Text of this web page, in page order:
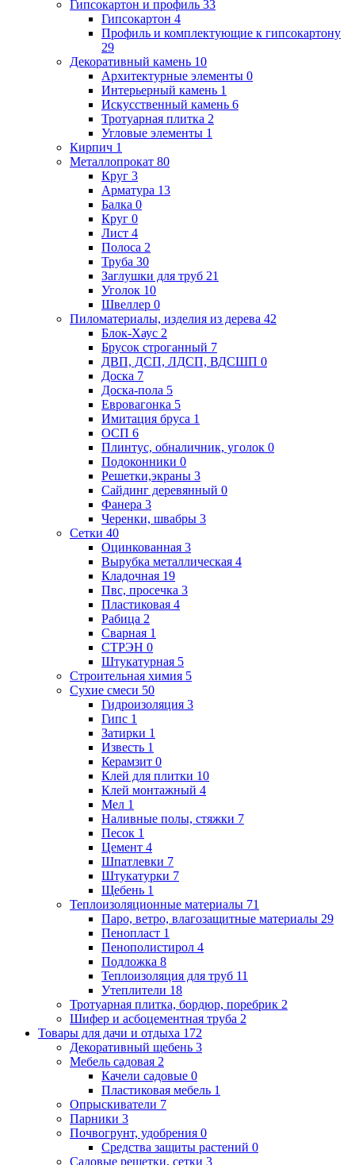
Гипсокартон и профиль 33
Гипсокартон 4
Профиль и комплектующие к гипсокартону
29
Декоративный камень 10
Архитектурные элементы 0
Интерьерный камень 1
Искусственный камень 6
Тротуарная плитка 2
Угловые элементы 1
Кирпич 1
Металлопрокат 80
Круг 3
Арматура 13
Балка 0
Круг 0
Лист 4
Полоса 2
Труба 30
Заглушки для труб 21
Уголок 10
Швеллер 0
Пиломатериалы, изделия из дерева 42
Блок-Хаус 2
Брусок строганный 7
ДВП, ДСП, ЛДСП, ВДСШП 0
Доска 7
Доска-пола 5
Евровагонка 5
Имитация бруса 1
ОСП 6
Плинтус, обналичник, уголок 0
Подоконники 0
Решетки,экраны 3
Сайдинг деревянный 0
Фанера 3
Черенки, швабры 3
Сетки 40
Оцинкованная 3
Вырубка металлическая 4
Кладочная 19
Пвс, просечка 3
Пластиковая 4
Рабица 2
Сварная 1
СТРЭН 0
Штукатурная 5
Строительная химия 5
Сухие смеси 50
Гидроизоляция 3
Гипс 1
Затирки 1
Известь 1
Керамзит 0
Клей для плитки 10
Клей монтажный 4
Мел 1
Наливные полы, стяжки 7
Песок 1
Цемент 4
Шпатлевки 7
Штукатурки 7
Щебень 1
Теплоизоляционные материалы 71
Паро, ветро, влагозащитные материалы 29
Пенопласт 1
Пенополистирол 4
Подложка 8
Теплоизоляция для труб 11
Утеплители 18
Тротуарная плитка, бордюр, поребрик 2
Шифер и асбоцементная труба 2
Товары для дачи и отдыха 172
Декоративный щебень 3
Мебель садовая 2
Качели садовые 0
Пластиковая мебель 1
Опрыскиватели 7
Парники 3
Почвогрунт, удобрения 0
Средства защиты растений 0
Садовые решетки, сетки 3